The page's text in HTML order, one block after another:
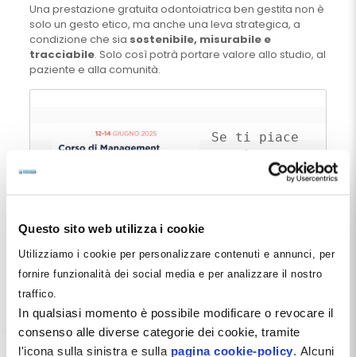
Questo sito web utilizza i cookie
Utilizziamo i cookie per personalizzare contenuti e annunci, per
fornire funzionalità dei social media e per analizzare il nostro
traffico.
In qualsiasi momento è possibile modificare o revocare il
consenso alle diverse categorie dei cookie, tramite
l'icona sulla sinistra e sulla pagina cookie-policy. Alcuni
Una prestazione gratuita odontoiatrica ben gestita non è
solo un gesto etico, ma anche una leva strategica, a
condizione che sia sostenibile, misurabile e
tracciabile. Solo così potrà portare valore allo studio, al
paziente e alla comunità.
Se ti piace
questo
contenuto
interessarti anche il
Management Odontoiatrico.
Iscriviti insieme al personale